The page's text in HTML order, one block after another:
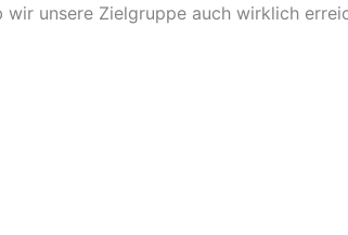
unsere Zielgruppe auch wirklich